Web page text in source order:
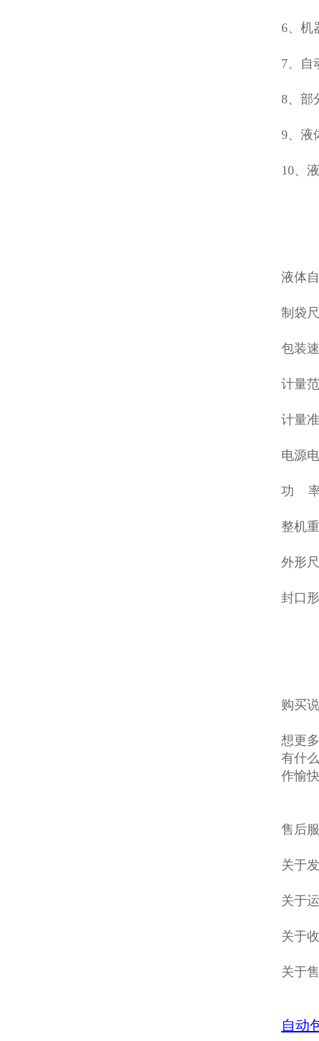
6、机
7、自
8、部
9、液
10、
液体
制袋
包装
计量
计量
电源
功 率:
整机
外形
封口
购买
想更
有什
作愉
售后
关于
关于
关于
关于
自动